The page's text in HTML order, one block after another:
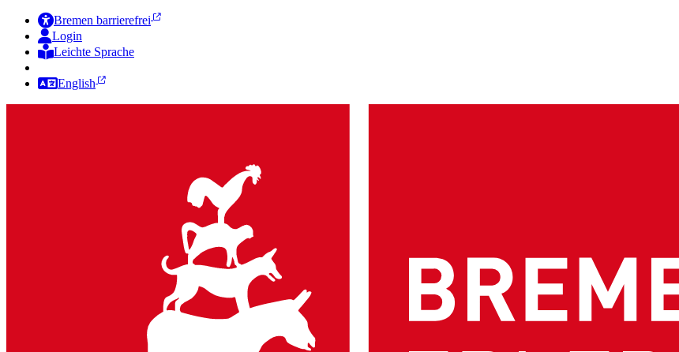
Bremen barrierefrei
Login
Leichte Sprache
English